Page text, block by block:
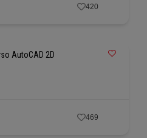
420
AutoCAD 2D
469